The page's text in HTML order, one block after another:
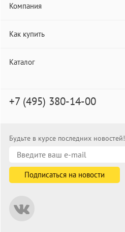
Компания
Как купить
Каталог
+7 (495) 380-14-00
Будьте в курсе последних новостей!